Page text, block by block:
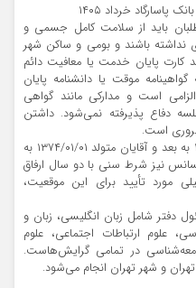
خرداد ۱۴۰۵
باید از سلامت کامل جسمی و
نداشته باشند و بومی و ساکن شهر
کارت پایان خدمت یا معافیت دائم
موقت یا دانشنامه پایان
است و مدارکی مانند گواهی
دفاع پذیرفته نمی‌شود. داشتن
خانم‌های متقاضی باید متولد ۱۳۷۶/۰۱/۰۱ به بعد و آقایان متولد ۱۳۷۴/۰۱/۰۱ به
نیز شرط سنی با دو سال ارفاق
مورد تأیید برای این موقعیت،
دفتر شامل زبان انگلیسی، زبان و
علوم ارتباطات اجتماعی، علوم
در تمامی گرایش‌هاست.
و شهر تهران انجام می‌شود.